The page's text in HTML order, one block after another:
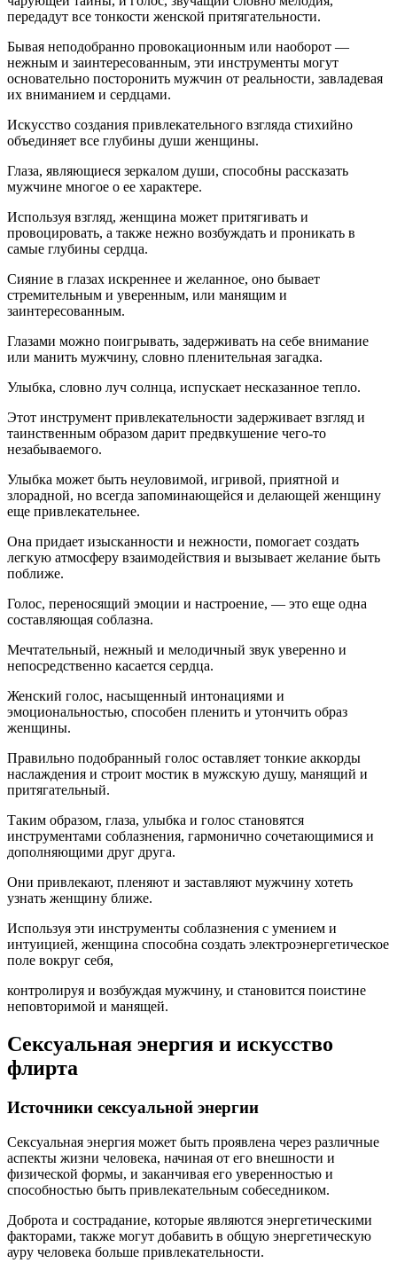
передадут все тонкости женской притягательности.
Бывая неподобранно провокационным или наоборот —
нежным и заинтересованным, эти инструменты могут
основательно посторонить мужчин от реальности, завладевая
их вниманием и сердцами.
Искусство создания привлекательного взгляда стихийно
объединяет все глубины души женщины.
Глаза, являющиеся зеркалом души, способны рассказать
мужчине многое о ее характере.
Используя взгляд, женщина может притягивать и
провоцировать, а также нежно возбуждать и проникать в
самые глубины сердца.
Сияние в глазах искреннее и желанное, оно бывает
стремительным и уверенным, или манящим и
заинтересованным.
Глазами можно поигрывать, задерживать на себе внимание
или манить мужчину, словно пленительная загадка.
Улыбка, словно луч солнца, испускает несказанное тепло.
Этот инструмент привлекательности задерживает взгляд и
таинственным образом дарит предвкушение чего-то
незабываемого.
Улыбка может быть неуловимой, игривой, приятной и
злорадной, но всегда запоминающейся и делающей женщину
еще привлекательнее.
Она придает изысканности и нежности, помогает создать
легкую атмосферу взаимодействия и вызывает желание быть
поближе.
Голос, переносящий эмоции и настроение, — это еще одна
составляющая соблазна.
Мечтательный, нежный и мелодичный звук уверенно и
непосредственно касается сердца.
Женский голос, насыщенный интонациями и
эмоциональностью, способен пленить и утончить образ
женщины.
Правильно подобранный голос оставляет тонкие аккорды
наслаждения и строит мостик в мужскую душу, манящий и
притягательный.
Таким образом, глаза, улыбка и голос становятся
инструментами соблазнения, гармонично сочетающимися и
дополняющими друг друга.
Они привлекают, пленяют и заставляют мужчину хотеть
узнать женщину ближе.
Используя эти инструменты соблазнения с умением и
интуицией, женщина способна создать электроэнергетическое
поле вокруг себя,
контролируя и возбуждая мужчину, и становится поистине
неповторимой и манящей.
Сексуальная энергия и искусство
флирта
Источники сексуальной энергии
Сексуальная энергия может быть проявлена через различные
аспекты жизни человека, начиная от его внешности и
физической формы, и заканчивая его уверенностью и
способностью быть привлекательным собеседником.
Доброта и сострадание, которые являются энергетическими
факторами, также могут добавить в общую энергетическую
ауру человека больше привлекательности.